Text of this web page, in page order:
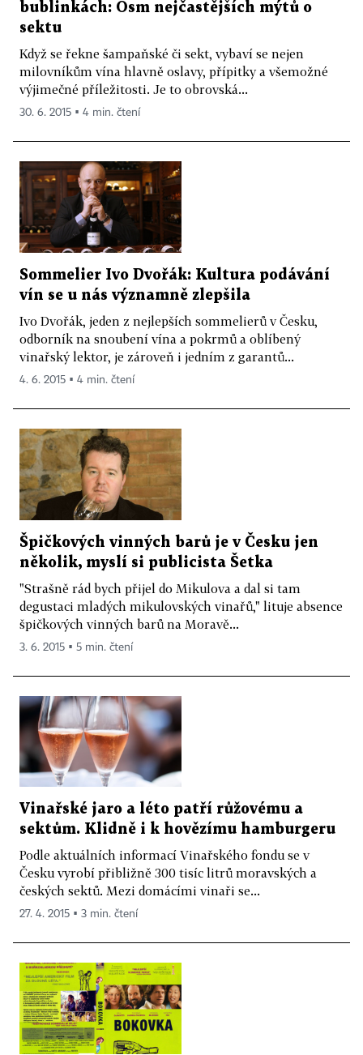
bublinkách: Osm nejčastějších mýtů o
sektu
Když se řekne šampaňské či sekt, vybaví se nejen
milovníkům vína hlavně oslavy, přípitky a všemožné
výjimečné příležitosti. Je to obrovská...
30. 6. 2015 ▪ 4 min. čtení
Sommelier Ivo Dvořák: Kultura podávání
vín se u nás významně zlepšila
Ivo Dvořák, jeden z nejlepších sommelierů v Česku,
odborník na snoubení vína a pokrmů a oblíbený
vinařský lektor, je zároveň i jedním z garantů...
4. 6. 2015 ▪ 4 min. čtení
Špičkových vinných barů je v Česku jen
několik, myslí si publicista Šetka
"Strašně rád bych přijel do Mikulova a dal si tam
degustaci mladých mikulovských vinařů," lituje absence
špičkových vinných barů na Moravě...
3. 6. 2015 ▪ 5 min. čtení
Vinařské jaro a léto patří růžovému a
sektům. Klidně i k hovězímu hamburgeru
Podle aktuálních informací Vinařského fondu se v
Česku vyrobí přibližně 300 tisíc litrů moravských a
českých sektů. Mezi domácími vinaři se...
27. 4. 2015 ▪ 3 min. čtení